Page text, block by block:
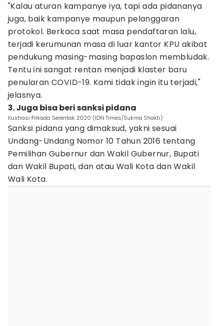
"Kalau aturan kampanye iya, tapi ada pidananya
juga, baik kampanye maupun pelanggaran
protokol. Berkaca saat masa pendaftaran lalu,
terjadi kerumunan masa di luar kantor KPU akibat
pendukung masing-masing bapaslon membludak.
Tentu ini sangat rentan menjadi klaster baru
penularan COVID-19. Kami tidak ingin itu terjadi,"
jelasnya.
3. Juga bisa beri sanksi pidana
Ilustrasi Pilkada Serentak 2020 (IDN Times/Sukma Shakti)
Sanksi pidana yang dimaksud, yakni sesuai
Undang-Undang Nomor 10 Tahun 2016 tentang
Pemilihan Gubernur dan Wakil Gubernur, Bupati
dan Wakil Bupati, dan atau Wali Kota dan Wakil
Wali Kota.